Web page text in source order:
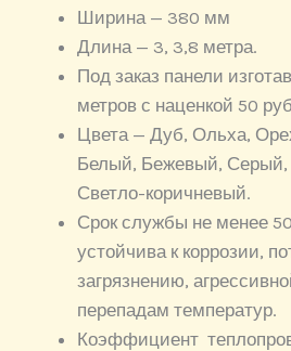
Ширина — 380 мм
Длина — 3, 3,8 метра.
Под заказ панели
метров с наценкой 50
Цвета — Дуб, Ольха,
Белый, Бежевый,
Светло-коричневый.
Срок службы не менее
устойчива к коррозии,
загрязнению,
перепадам температур.
Коэффициент